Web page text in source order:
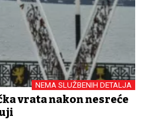
NEMA SLUŽBENIH DETALJA
vrata nakon nesreće